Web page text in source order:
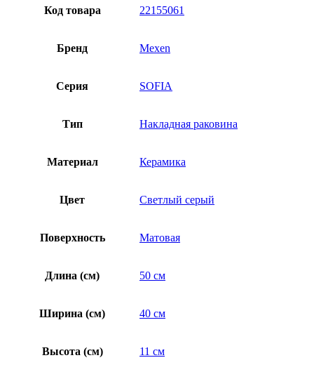
Код товара 22155061
Бренд Mexen
Серия SOFIA
Тип Накладная раковина
Материал Керамика
Цвет Светлый серый
Поверхность Матовая
Длина (см) 50 см
Ширина (см) 40 см
Высота (см) 11 см